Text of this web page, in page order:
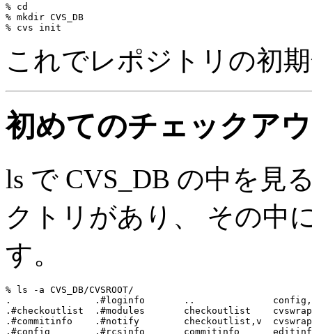
% cd
% mkdir CVS_DB
これでレポジトリの初
初めてのチェックア
ls で CVS_DB の中を見
クトリがあり、 その中
す。
% ls -a CVS_DB/CVSROOT/
.               .#loginfo       ..
.#checkoutlist  .#modules       checkoutlist
.#commitinfo    .#notify        checkoutlist,v
.#config        .#rcsinfo       commitinfo